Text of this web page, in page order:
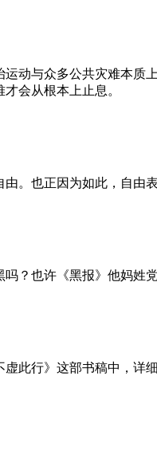
动与众多公共灾难本
会从根本上止息。
。也正因为如此，自
？也许《黑报》他妈姓
此行》这部书稿中，